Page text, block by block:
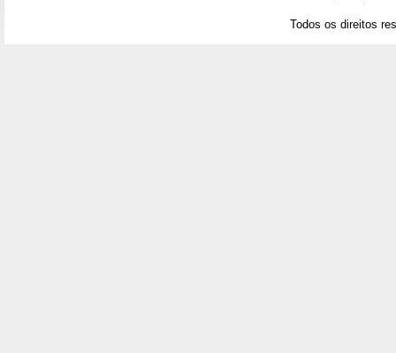
Todos os direitos